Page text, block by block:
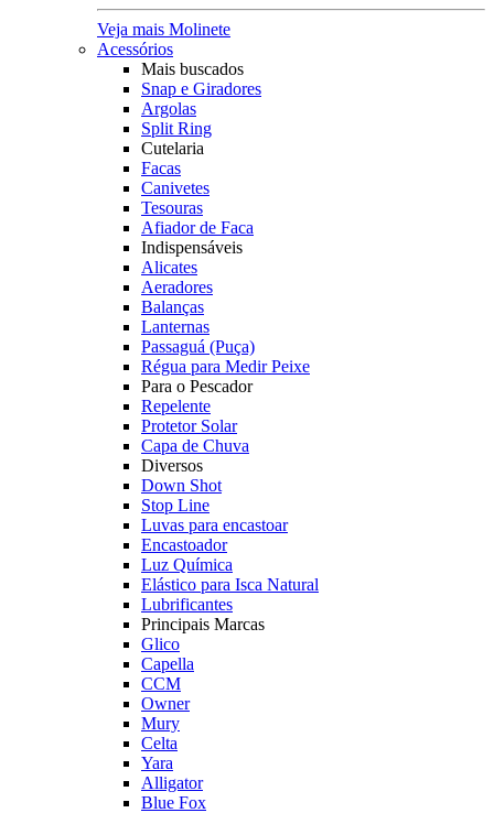
Veja mais Molinete
Acessórios
Mais buscados
Snap e Giradores
Argolas
Split Ring
Cutelaria
Facas
Canivetes
Tesouras
Afiador de Faca
Indispensáveis
Alicates
Aeradores
Balanças
Lanternas
Passaguá (Puça)
Régua para Medir Peixe
Para o Pescador
Repelente
Protetor Solar
Capa de Chuva
Diversos
Down Shot
Stop Line
Luvas para encastoar
Encastoador
Luz Química
Elástico para Isca Natural
Lubrificantes
Principais Marcas
Glico
Capella
CCM
Owner
Mury
Celta
Yara
Alligator
Blue Fox